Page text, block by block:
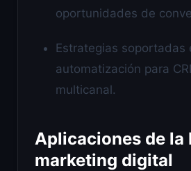
oportunidades de
Estrategias soportadas
automatización para
multicanal.
Aplicaciones de la
marketing digital